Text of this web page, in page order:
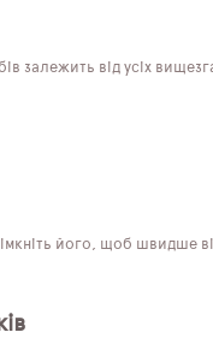
залежить від усіх
його, щоб швидше